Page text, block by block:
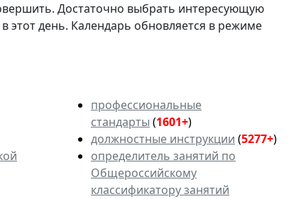
Достаточно выбрать интересующую
этот день. Календарь обновляется в режиме
профессиональные
стандарты (1601+)
должностные инструкции (5277+)
определитель занятий по
Общероссийскому
классификатору занятий